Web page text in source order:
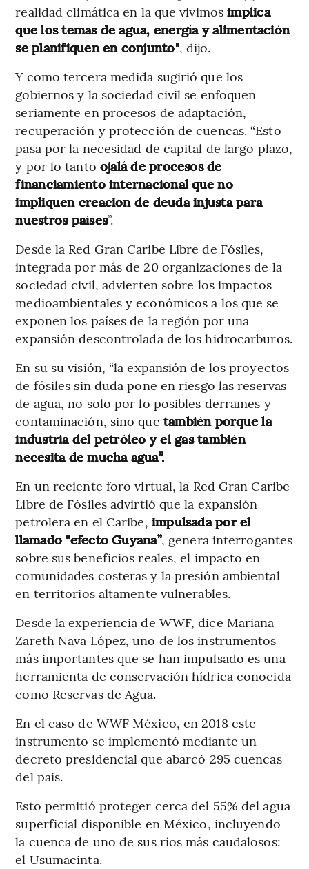
realidad climática en la que vivimos implica
que los temas de agua, energía y alimentación
se planifiquen en conjunto", dijo.
Y como tercera medida sugirió que los
gobiernos y la sociedad civil se enfoquen
seriamente en procesos de adaptación,
recuperación y protección de cuencas. “Esto
pasa por la necesidad de capital de largo plazo,
y por lo tanto ojalá de procesos de
financiamiento internacional que no
impliquen creación de deuda injusta para
nuestros países”.
Desde la Red Gran Caribe Libre de Fósiles,
integrada por más de 20 organizaciones de la
sociedad civil, advierten sobre los impactos
medioambientales y económicos a los que se
exponen los países de la región por una
expansión descontrolada de los hidrocarburos.
En su su visión, “la expansión de los proyectos
de fósiles sin duda pone en riesgo las reservas
de agua, no solo por lo posibles derrames y
contaminación, sino que también porque la
industria del petróleo y el gas también
necesita de mucha agua”.
En un reciente foro virtual, la Red Gran Caribe
Libre de Fósiles advirtió que la expansión
petrolera en el Caribe, impulsada por el
llamado “efecto Guyana”, genera interrogantes
sobre sus beneficios reales, el impacto en
comunidades costeras y la presión ambiental
en territorios altamente vulnerables.
Desde la experiencia de WWF, dice Mariana
Zareth Nava López, uno de los instrumentos
más importantes que se han impulsado es una
herramienta de conservación hídrica conocida
como Reservas de Agua.
En el caso de WWF México, en 2018 este
instrumento se implementó mediante un
decreto presidencial que abarcó 295 cuencas
del país.
Esto permitió proteger cerca del 55% del agua
superficial disponible en México, incluyendo
la cuenca de uno de sus ríos más caudalosos:
el Usumacinta.